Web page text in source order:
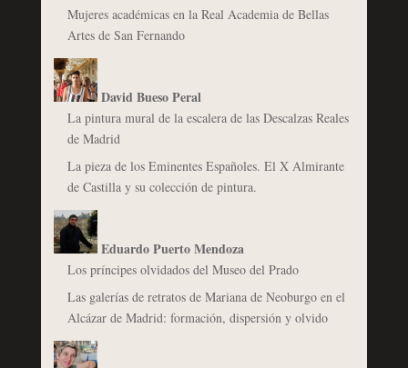
Mujeres académicas en la Real Academia de Bellas
Artes de San Fernando
David Bueso Peral
La pintura mural de la escalera de las Descalzas Reales
de Madrid
La pieza de los Eminentes Españoles. El X Almirante
de Castilla y su colección de pintura.
Eduardo Puerto Mendoza
Los príncipes olvidados del Museo del Prado
Las galerías de retratos de Mariana de Neoburgo en el
Alcázar de Madrid: formación, dispersión y olvido